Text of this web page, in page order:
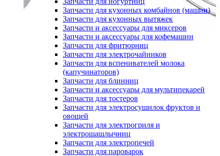
Запчасти для кухонных комбайнов (машин)
Запчасти для кухонных вытяжек
Запчасти и аксессуары для миксеров
Запчасти и аксессуары для кофемашин
Запчасти для фритюрниц
Запчасти для электрочайников
Запчасти для вспенивателей молока
(капучинаторов)
Запчасти для блинниц
Запчасти и аксессуары для мультипекарей
Запчасти для тостеров
Запчасти для электросушилок фруктов и
овощей
Запчасти для электрогриля и
электрошашлычниц
Запчасти для электропечей
Запчасти для пароварок